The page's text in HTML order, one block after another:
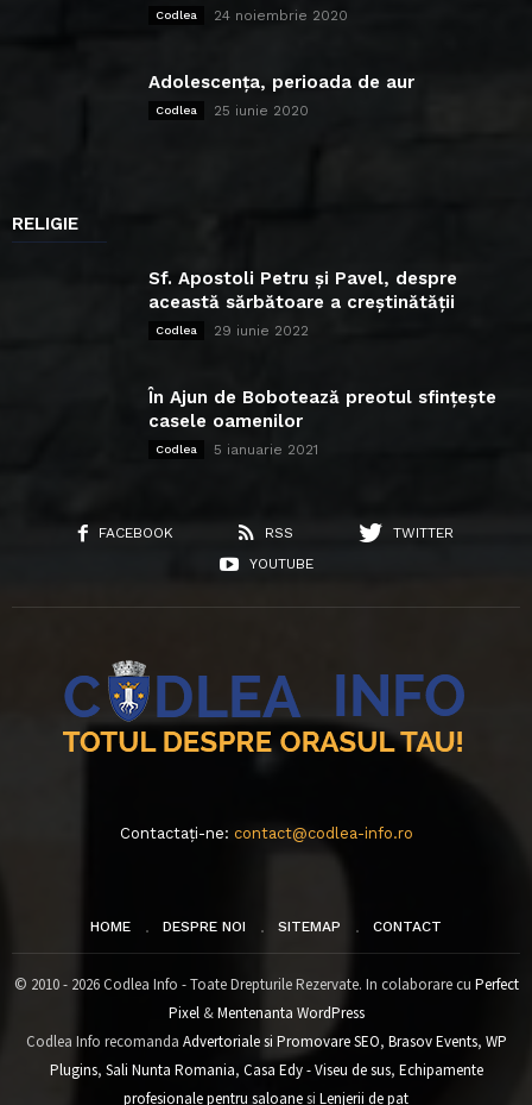
Codlea 24 noiembrie 2020
Adolescența, perioada de aur
Codlea 25 iunie 2020
RELIGIE
Sf. Apostoli Petru și Pavel, despre
această sărbătoare a creștinătății
Codlea 29 iunie 2022
În Ajun de Bobotează preotul sfințește
casele oamenilor
Codlea 5 ianuarie 2021
FACEBOOK RSS
TWITTER
YOUTUBE
Contactați-ne: contact@codlea-info.ro
HOME DESPRE NOI SITEMAP CONTACT
© 2010 - 2026 Codlea Info - Toate Drepturile Rezervate. In colaborare cu Perfect
Pixel&Mentenanta WordPress
Codlea Info recomanda Advertoriale si Promovare SEO, Brasov Events, WP
Plugins, Sali Nunta Romania, Casa Edy - Viseu de sus, Echipamente
profesionale pentru saloanesi Lenjerii de pat